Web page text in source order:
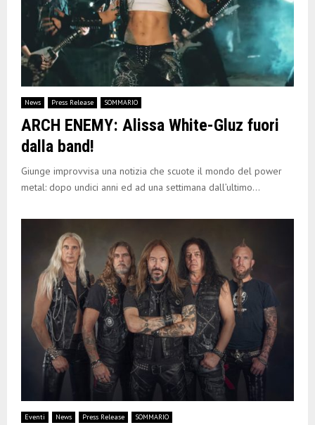
News Press Release SOMMARIO
ARCH ENEMY: Alissa White-Gluz fuori
dalla band!
Giunge improvvisa una notizia che scuote il mondo del power
metal: dopo undici anni ed ad una settimana dall’ultimo...
Eventi News Press Release SOMMARIO